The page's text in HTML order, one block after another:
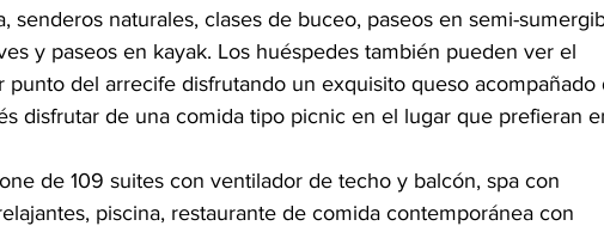
senderos naturales, clases de buceo, paseos en semi-
y paseos en kayak. Los huéspedes también pueden ver el
punto del arrecife disfrutando un exquisito queso acompañado
disfrutar de una comida tipo picnic en el lugar que prefieran
de 109 suites con ventilador de techo y balcón, spa con
piscina, restaurante de comida contemporánea con